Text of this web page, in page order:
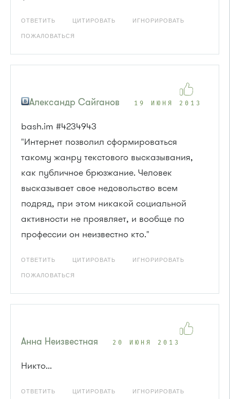
ОТВЕТИТЬ ЦИТИРОВАТЬ ИГНОРИРОВАТЬ
ПОЖАЛОВАТЬСЯ
Александр Сайганов 19 ИЮНЯ 2013
bash.im #4234943
"Интернет позволил сформироваться
такому жанру текстового высказывания,
как публичное брюзжание. Человек
высказывает свое недовольство всем
подряд, при этом никакой социальной
активности не проявляет, и вообще по
профессии он неизвестно кто."
ОТВЕТИТЬ ЦИТИРОВАТЬ ИГНОРИРОВАТЬ
ПОЖАЛОВАТЬСЯ
Анна Неизвестная 20 ИЮНЯ 2013
Никто...
ОТВЕТИТЬ ЦИТИРОВАТЬ ИГНОРИРОВАТЬ